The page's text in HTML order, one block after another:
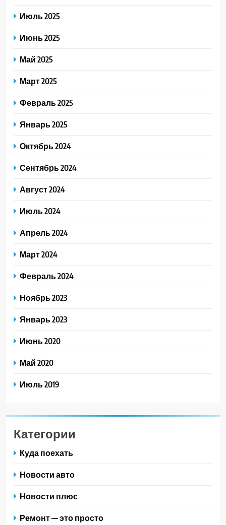
Июль 2025
Июнь 2025
Май 2025
Март 2025
Февраль 2025
Январь 2025
Октябрь 2024
Сентябрь 2024
Август 2024
Июль 2024
Апрель 2024
Март 2024
Февраль 2024
Ноябрь 2023
Январь 2023
Июнь 2020
Май 2020
Июль 2019
Категории
Куда поехать
Новости авто
Новости плюс
Ремонт — это просто